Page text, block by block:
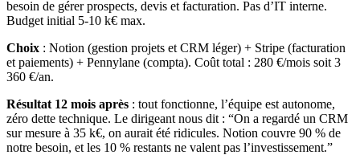
besoin de gérer prospects, devis et facturation. Pas d’IT interne.
Budget initial 5-10 k€ max.
Choix : Notion (gestion projets et CRM léger) + Stripe (facturation
et paiements) + Pennylane (compta). Coût total : 280 €/mois soit 3
360 €/an.
Résultat 12 mois après : tout fonctionne, l’équipe est autonome,
zéro dette technique. Le dirigeant nous dit : “On a regardé un CRM
sur mesure à 35 k€, on aurait été ridicules. Notion couvre 90 % de
notre besoin, et les 10 % restants ne valent pas l’investissement.”